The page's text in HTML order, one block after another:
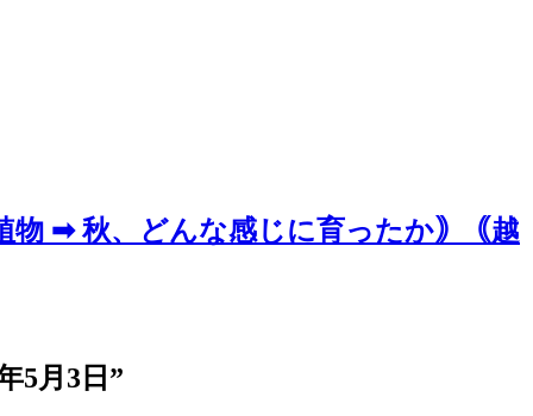
物 ➡ 秋、どんな感じに育ったか｠｟越
5月3日 ”